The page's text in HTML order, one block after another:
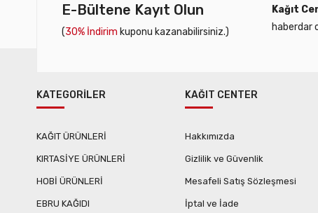
E-Bültene Kayıt Olun
(30% İndirim kuponu kazanabilirsiniz.)
Kağıt
haberdar
KATEGORİLER
KAĞIT ÜRÜNLERİ
KIRTASİYE ÜRÜNLERİ
HOBİ ÜRÜNLERİ
EBRU KAĞIDI
KAĞIT CENTER
Hakkımızda
Gizlilik ve Güvenlik
Mesafeli Satış Sözleşmesi
İptal ve İade